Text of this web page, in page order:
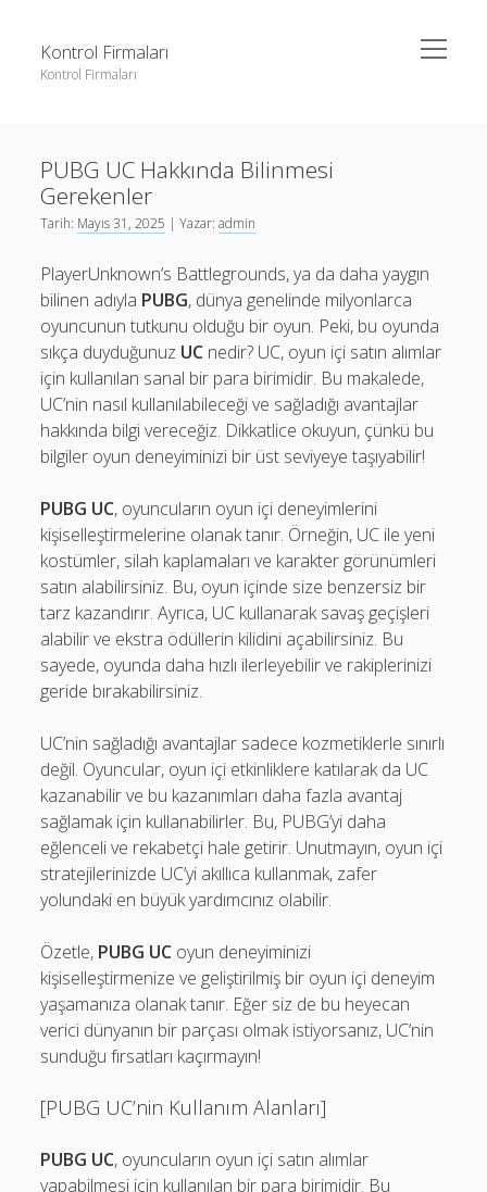
Kontrol Firmaları
Kontrol Firmaları
menüyü
aç
Liste
Sayfa Listesi
Youtube Dislike Arttırma Parasız
3 milyon takipçi ne kadar para alıyor
Sayfa Listesi
Şifresiz Facebook Beğeni Yükseltme
Youtube Dislike Arttırma Parasız
PUBG UC Hakkında Bilinmesi
Gerekenler
Tarih: Mayıs 31, 2025 | Yazar:admin
PlayerUnknown’s Battlegrounds, ya da daha yaygın
bilinen adıyla PUBG, dünya genelinde milyonlarca
oyuncunun tutkunu olduğu bir oyun. Peki, bu oyunda
sıkça duyduğunuz UC nedir? UC, oyun içi satın alımlar
için kullanılan sanal bir para birimidir. Bu makalede,
UC’nin nasıl kullanılabileceği ve sağladığı avantajlar
hakkında bilgi vereceğiz. Dikkatlice okuyun, çünkü bu
bilgiler oyun deneyiminizi bir üst seviyeye taşıyabilir!
PUBG UC, oyuncuların oyun içi deneyimlerini
kişiselleştirmelerine olanak tanır. Örneğin, UC ile yeni
kostümler, silah kaplamaları ve karakter görünümleri
satın alabilirsiniz. Bu, oyun içinde size benzersiz bir
tarz kazandırır. Ayrıca, UC kullanarak savaş geçişleri
alabilir ve ekstra ödüllerin kilidini açabilirsiniz. Bu
sayede, oyunda daha hızlı ilerleyebilir ve rakiplerinizi
geride bırakabilirsiniz.
UC’nin sağladığı avantajlar sadece kozmetiklerle sınırlı
değil. Oyuncular, oyun içi etkinliklere katılarak da UC
kazanabilir ve bu kazanımları daha fazla avantaj
sağlamak için kullanabilirler. Bu, PUBG’yi daha
eğlenceli ve rekabetçi hale getirir. Unutmayın, oyun içi
stratejilerinizde UC’yi akıllıca kullanmak, zafer
yolundaki en büyük yardımcınız olabilir.
Özetle, PUBG UC oyun deneyiminizi
kişiselleştirmenize ve geliştirilmiş bir oyun içi deneyim
yaşamanıza olanak tanır. Eğer siz de bu heyecan
verici dünyanın bir parçası olmak istiyorsanız, UC’nin
sunduğu fırsatları kaçırmayın!
[PUBG UC’nin Kullanım Alanları]
PUBG UC, oyuncuların oyun içi satın alımlar
yapabilmesi için kullanılan bir para birimidir. Bu